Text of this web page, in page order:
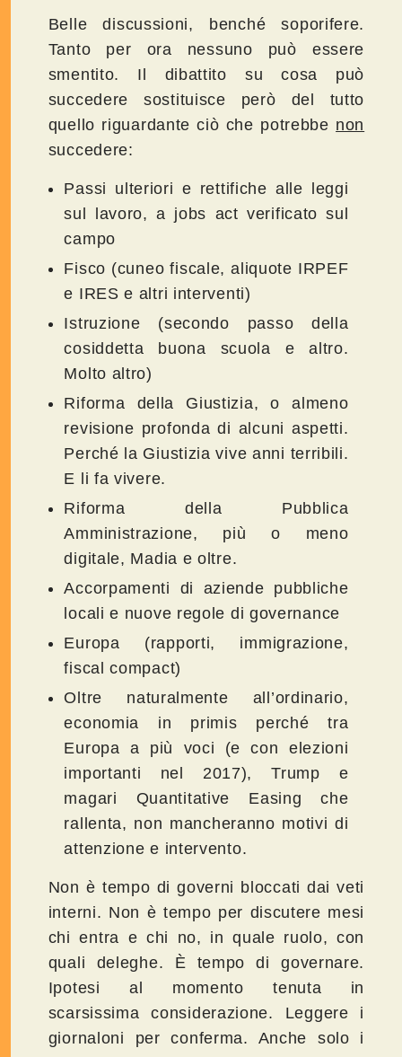
Belle discussioni, benché soporifere.
Tanto per ora nessuno può essere
smentito. Il dibattito su cosa può
succedere sostituisce però del tutto
quello riguardante ciò che potrebbe non
succedere:
Passi ulteriori e rettifiche alle leggi
sul lavoro, a jobs act verificato sul
campo
Fisco (cuneo fiscale, aliquote IRPEF
e IRES e altri interventi)
Istruzione (secondo passo della
cosiddetta buona scuola e altro.
Molto altro)
Riforma della Giustizia, o almeno
revisione profonda di alcuni aspetti.
Perché la Giustizia vive anni terribili.
E li fa vivere.
Riforma della Pubblica
Amministrazione, più o meno
digitale, Madia e oltre.
Accorpamenti di aziende pubbliche
locali e nuove regole di governance
Europa (rapporti, immigrazione,
fiscal compact)
Oltre naturalmente all’ordinario,
economia in primis perché tra
Europa a più voci (e con elezioni
importanti nel 2017), Trump e
magari Quantitative Easing che
rallenta, non mancheranno motivi di
attenzione e intervento.
Non è tempo di governi bloccati dai veti
interni. Non è tempo per discutere mesi
chi entra e chi no, in quale ruolo, con
quali deleghe. È tempo di governare.
Ipotesi al momento tenuta in
scarsissima considerazione. Leggere i
giornaloni per conferma. Anche solo i